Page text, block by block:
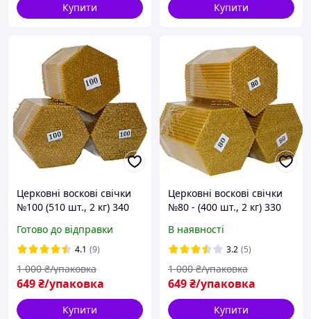
Купити Купити
Церковні воскові свічки
№100 (510 шт., 2 кг) 340
приємним медовим
ароматом і теплим
золотистим кольором,
ідеал
Готово до відправки
4.1 (9)
649₴/упаковка
1 000 ₴/упаковка
Купити
Церковні воскові свічки
№80 - (400 шт., 2 кг) 330
приємним медовим
ароматом і теплим
золотистим кольором
В наявності
3.2 (5)
649₴/упаковка
1 000 ₴/упаковка
Купити